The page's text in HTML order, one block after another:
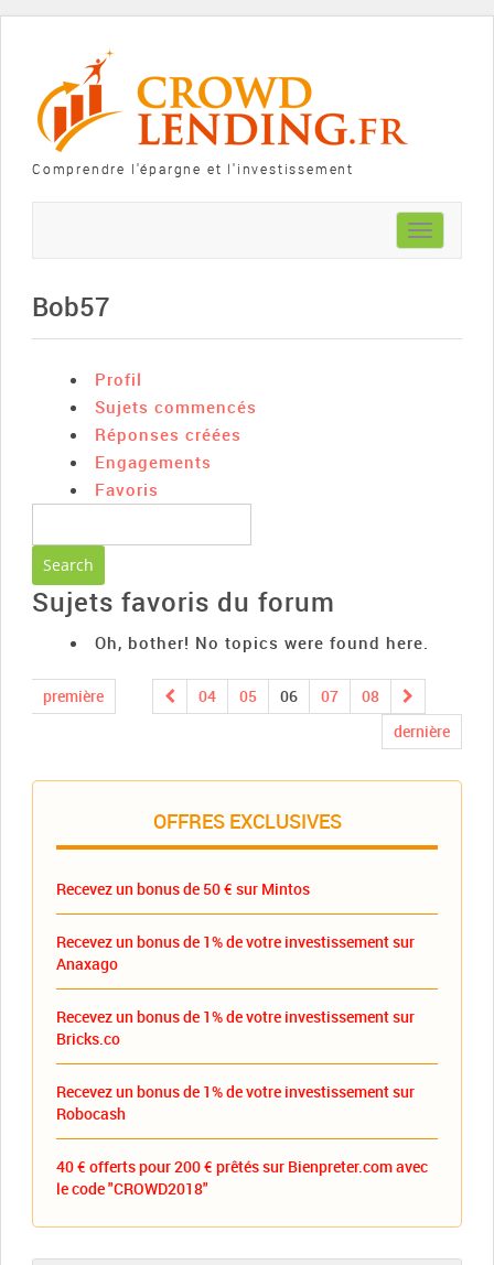
Comprendre l'épargne et l'investissement
Toggle
navigation
Bob57
Profil
Sujets commencés
Réponses créées
Engagements
Favoris
Sujets favoris du forum
Oh, bother! No topics were found here.
première 04 05 06 07
08
dernière
OFFRES EXCLUSIVES
Recevez un bonus de 50 € sur Mintos
Recevez un bonus de 1% de votre investissement sur
Anaxago
Recevez un bonus de 1% de votre investissement sur
Bricks.co
Recevez un bonus de 1% de votre investissement sur
Robocash
40 € offerts pour 200 € prêtés sur Bienpreter.com avec
le code "CROWD2018"